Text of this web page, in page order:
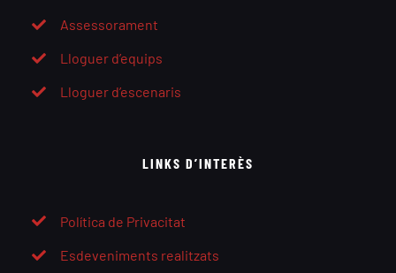
Assessorament
Lloguer d’equips
Lloguer d’escenaris
LINKS D’INTERÈS
Política de Privacitat
Esdeveniments realitzats